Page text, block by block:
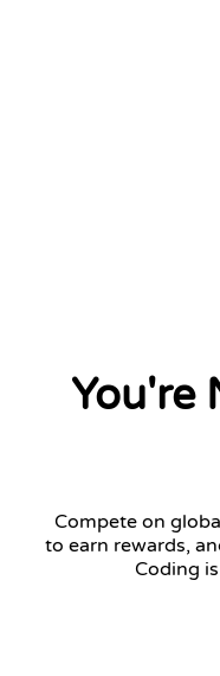
You're
Compete on
to earn rewards,
Coding